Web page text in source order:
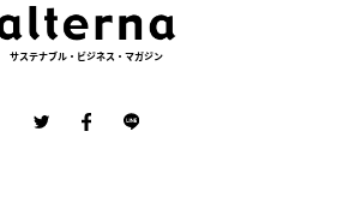
サステナブル・ビジネス・マガジン